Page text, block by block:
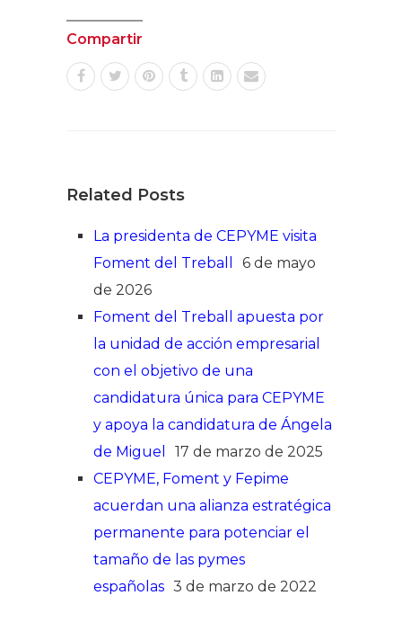
Compartir
Related Posts
La presidenta de CEPYME visita
Foment del Treball
6 de mayo
de 2026
Foment del Treball apuesta por
la unidad de acción empresarial
con el objetivo de una
candidatura única para CEPYME
y apoya la candidatura de Ángela
de Miguel
17 de marzo de 2025
CEPYME, Foment y Fepime
acuerdan una alianza estratégica
permanente para potenciar el
tamaño de las pymes
españolas 3 de marzo de 2022